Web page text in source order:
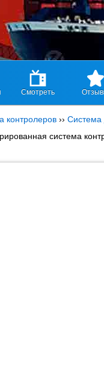
Смотреть
контролеров ›› Система
система